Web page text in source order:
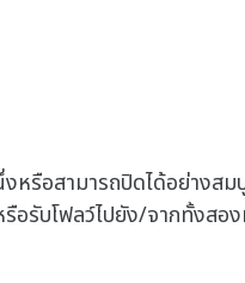
รือสามารถปิดได้อย่างส
รับโฟลว์ไปยัง/จากทั้งส